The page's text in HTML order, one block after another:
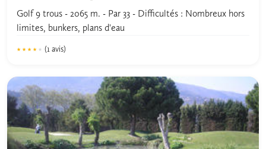
Golf 9 trous - 2065 m. - Par 33 - Difficultés : Nombreux hors
limites, bunkers, plans d'eau
★★★★★
★★★★★ (1 avis)